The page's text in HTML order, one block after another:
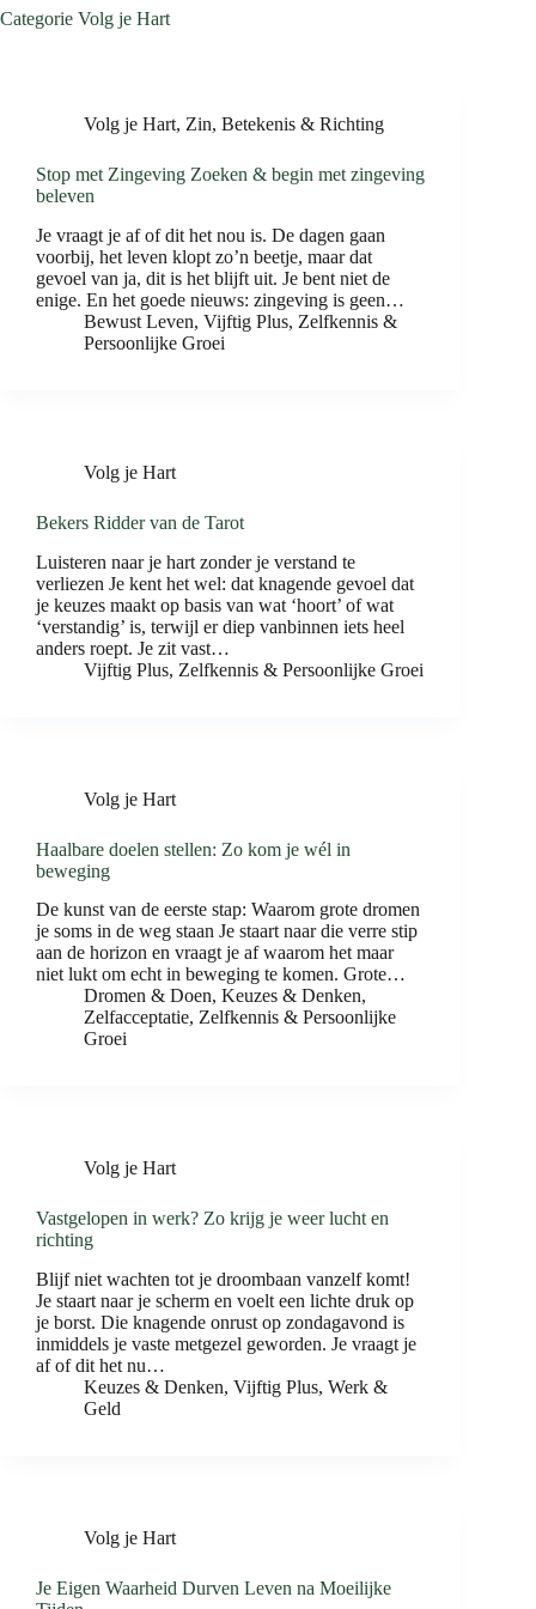
Categorie Volg je Hart
Volg je Hart, Zin, Betekenis & Richting
Stop met Zingeving Zoeken & begin met zingeving
beleven
Je vraagt je af of dit het nou is. De dagen gaan
voorbij, het leven klopt zo’n beetje, maar dat
gevoel van ja, dit is het blijft uit. Je bent niet de
enige. En het goede nieuws: zingeving is geen…
Bewust Leven, Vijftig Plus, Zelfkennis &
Persoonlijke Groei
Volg je Hart
Bekers Ridder van de Tarot
Luisteren naar je hart zonder je verstand te
verliezen Je kent het wel: dat knagende gevoel dat
je keuzes maakt op basis van wat ‘hoort’ of wat
‘verstandig’ is, terwijl er diep vanbinnen iets heel
anders roept. Je zit vast…
Vijftig Plus, Zelfkennis & Persoonlijke Groei
Volg je Hart
Haalbare doelen stellen: Zo kom je wél in
beweging
De kunst van de eerste stap: Waarom grote dromen
je soms in de weg staan Je staart naar die verre stip
aan de horizon en vraagt je af waarom het maar
niet lukt om echt in beweging te komen. Grote…
Dromen & Doen, Keuzes & Denken,
Zelfacceptatie, Zelfkennis & Persoonlijke
Groei
Volg je Hart
Vastgelopen in werk? Zo krijg je weer lucht en
richting
Blijf niet wachten tot je droombaan vanzelf komt!
Je staart naar je scherm en voelt een lichte druk op
je borst. Die knagende onrust op zondagavond is
inmiddels je vaste metgezel geworden. Je vraagt je
af of dit het nu…
Keuzes & Denken, Vijftig Plus, Werk &
Geld
Volg je Hart
Je Eigen Waarheid Durven Leven na Moeilijke